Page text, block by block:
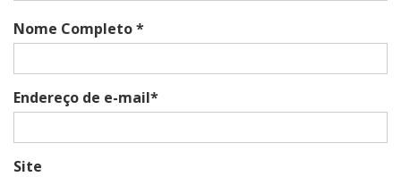
Nome Completo *
Endereço de e-mail*
Site